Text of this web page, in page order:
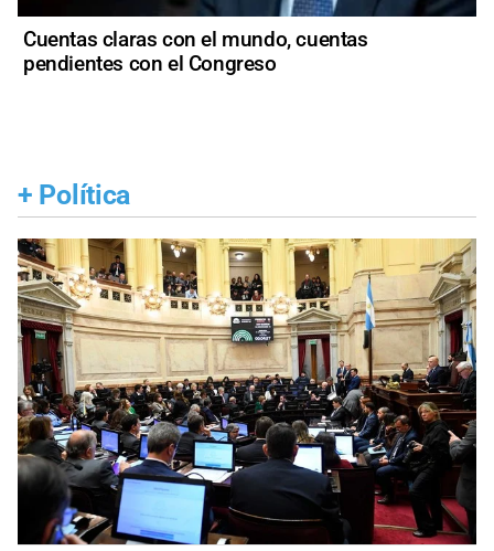
Cuentas claras con el mundo, cuentas
pendientes con el Congreso
+ Política